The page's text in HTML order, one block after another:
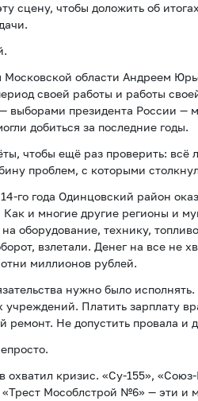
сцену, чтобы доложить об
Московской области Андреем
своей работы и работы
выборами президента России —
добиться за последние годы.
чтобы ещё раз проверить: всё
проблем, с которыми
го года Одинцовский район
и многие другие регионы и
оборудование, технику,
взлетали. Денег на все не
миллионов рублей.
нужно было
учреждений. Платить зарплату
ремонт. Не допустить провала и
охватил кризис. «Су-155»,
Мособлстрой №6» — эти и